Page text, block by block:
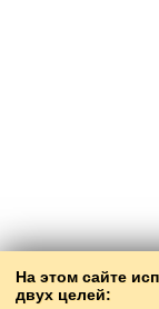
На этом сайте
двух целей: